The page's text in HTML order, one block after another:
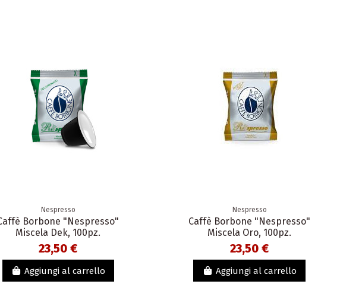
Nespresso
Borbone "Nespresso"
Miscela Dek, 100pz.
23,50 €
Aggiungi al carrello
Nespresso
Caffè Borbone "Nespresso"
Miscela Oro, 100pz.
23,50 €
Aggiungi al carrello